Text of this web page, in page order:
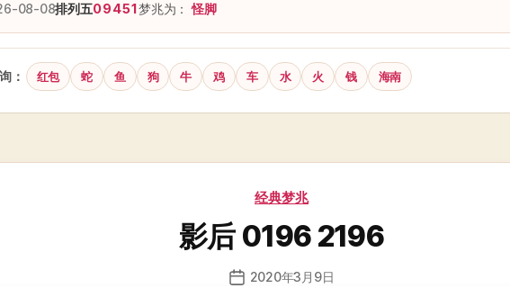
08-08排列五09451梦兆为：怪脚
： 红包 蛇 鱼 狗 牛 鸡 车 水 火 钱 海南
分
经典梦兆
影后 0196 2196
发 2020年3月9日